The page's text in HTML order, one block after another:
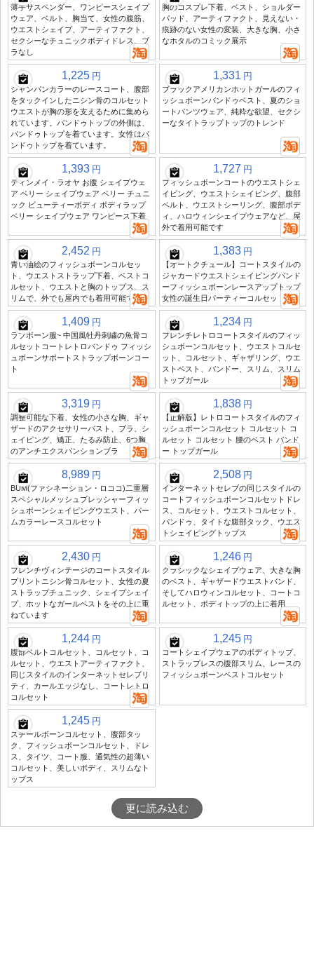
薄手サスペンダー、ワンピースシェイプ
ウェア、ベルト、胸当て、女性の腹筋、
ウエストシェイプ、アーティファクト、
セクシーなチュニックボディドレス、ブ
ラなし
胸のコスプレ下着、ベスト、ショルダー
パッド、アーティファクト、見えない・
痕跡のない女性の変装、大きな胸、小さ
なホタルのコミック展示
1,225 円
シャンパンカラーのレースコート、腹部
をタックインしたニシン骨のコルセット
ウエストが胸の形を支えるために集めら
れています。バンドゥトップの外側は、
バンドゥトップを着ています。女性はバ
ンドゥトップを着ています。
1,331 円
ブラックアメリカンホットガールのフィ
ッシュボーンバンドゥベスト、夏のショ
ートパンツウェア、純粋な欲望、セクシ
ーなタイトラップトップのトレンド
1,393 円
ティンメイ・ラオヤ お腹 シェイプウェ
ア ベリー シェイプウェア ベリー チュニ
ック ビューティーボディ ボディラップ
ベリー シェイプウェア ワンピース下着
1,727 円
フィッシュボーンコートのウエストシェ
イピング、ウエストシェイピング、腹部
ベルト、ウエストシーリング、腹部ボデ
ィ、ハロウィンシェイプウェアなど、屋
外で着用可能です
2,452 円
青い油絵のフィッシュボーンコルセッ
ト、ウエストストラップ下着、ベストコ
ルセット、ウエストと胸のトップス、ス
リムで、外でも屋内でも着用可能です
1,383 円
【オートクチュール】コートスタイルの
ジャカードウエストシェイピングバンド
ーフィッシュボーンレースアップトップ
女性の誕生日パーティーコルセット
1,409 円
ラブボーン服~ 中国風牡丹刺繍の魚骨コ
ルセットコートレトロバンドゥ フィッシ
ュボーンサポートストラップボーンコー
ト
1,234 円
フレンチレトロコートスタイルのフィッ
シュボーンコルセット、ウエストコルセ
ット、コルセット、ギャザリング、ウエ
ストベスト、バンドー、スリム、スリム
トップガール
3,319 円
調整可能な下着、女性の小さな胸、ギャ
ザードのアクセサリーバスト、ブラ、シ
ェイピング、矯正、たるみ防止、6つ胸
のアンチエクスパンションブラ
1,838 円
【正解版】レトロコートスタイルのフィ
ッシュボーンコルセット コルセット コ
ルセット コルセット 腰のベスト バンド
ー トップガール
8,989 円
BUM(ファシネーション・ロココ)二重層
スペシャルメッシュプレッシャーフィッ
シュボーンシェイピングウエスト、パー
ムカラーレースコルセット
2,508 円
インターネットセレブの同じスタイルの
コートフィッシュボーンコルセットドレ
ス、コルセット、ウエストコルセット、
バンドゥ、タイトな腹部タック、ウエス
トシェイピングトップス
2,430 円
フレンチヴィンテージのコートスタイル
プリントニシン骨コルセット、女性の夏
ストラップチュニック、シェイプシェイ
プ、ホットなガールベストをその上に重
ねています
1,246 円
クラシックなシェイプウェア、大きな胸
のベスト、ギャザードウエストバンド、
そしてハロウィンコルセット、コートコ
ルセット、ボディトップの上に着用
1,244 円
腹部ベルトコルセット、コルセット、コ
ルセット、ウエストアーティファクト、
同じスタイルのインターネットセレブリ
ティ、カールエッジなし、コートレトロ
コルセット
1,245 円
コートシェイプウェアのボディトップ、
ストラップレスの腹部スリム、レースの
フィッシュボーンベストコルセット
1,245 円
スチールボーンコルセット、腹部タッ
ク、フィッシュボーンコルセット、ドレ
ス、タイツ、コート服、通気性の超薄い
コルセット、美しいボディ、スリムなト
ップス
更に読み込む